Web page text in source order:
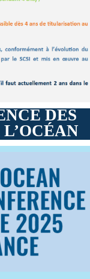
DES